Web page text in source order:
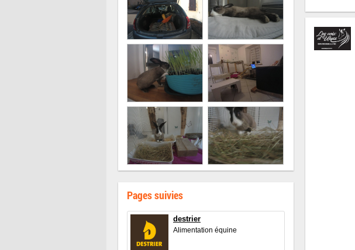
Pages suivies
destrier
Alimentation équine